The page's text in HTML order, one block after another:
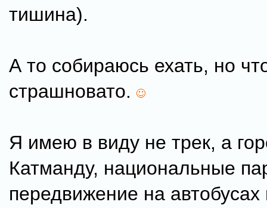
тишина).
А то собираюсь ехать, но
страшновато.
Я имею в виду не трек, а
Катманду, национальные
передвижение на автобусах